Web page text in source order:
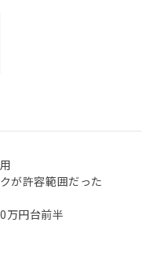
が許容範囲だった
万円台前半